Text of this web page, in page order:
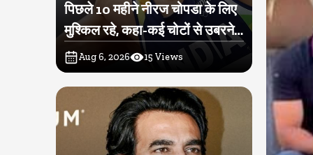
पिछले 10 महीने नीरज चोपडा के लिए
मुश्किल रहे, कहा-कई चोटों से उबरने में
परेशानी हुई
Aug 6, 2026 15 Views